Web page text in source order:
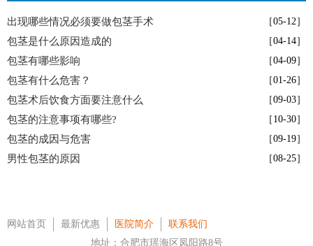
［05-12］
出现哪些情况必须要做包茎手术
［04-14］
包茎是什么原因造成的
［04-09］
包茎有哪些影响
［01-26］
包茎有什么危害？
［09-03］
包茎术后饮食方面要注意什么
［10-30］
包茎的注意事项有哪些?
［09-19］
包茎的成因与危害
［08-25］
男性包茎的原因
网站首页 最新优惠 医院简介
联系我们
地址：合肥市瑶海区凤阳路8号